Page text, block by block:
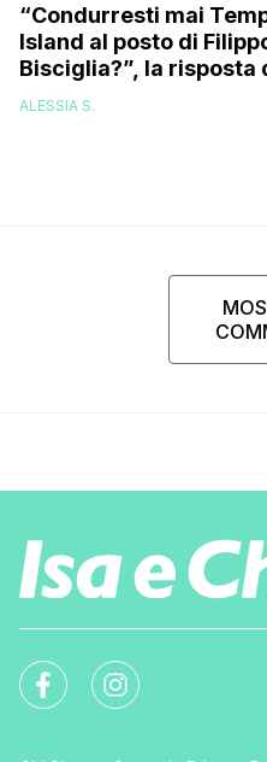
“Condurresti mai
Island al posto di
Bisciglia?”, la risposta
Karina Cascella:
ALESSIA S.